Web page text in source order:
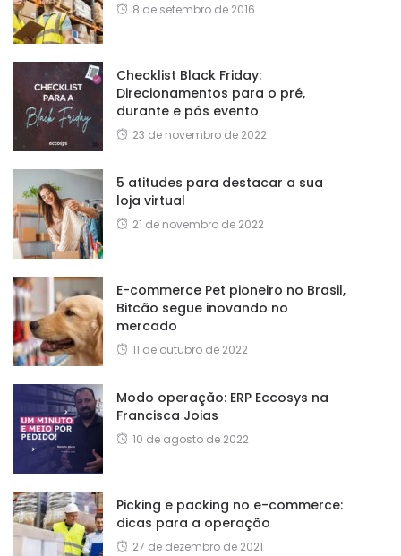
8 de setembro de 2016
Checklist Black Friday:
Direcionamentos para o pré,
durante e pós evento
23 de novembro de 2022
5 atitudes para destacar a sua
loja virtual
21 de novembro de 2022
E-commerce Pet pioneiro no Brasil,
Bitcão segue inovando no
mercado
11 de outubro de 2022
Modo operação: ERP Eccosys na
Francisca Joias
10 de agosto de 2022
Picking e packing no e-commerce:
dicas para a operação
27 de dezembro de 2021